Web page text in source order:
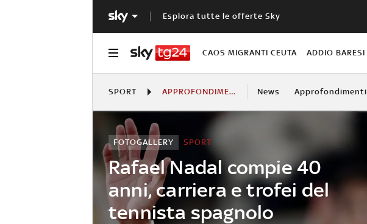
Esplora tutte le offerte Sky
CAOS MIGRANTI CEUTA ADDIO BARESI
SPORT APPROFONDIMENTI News Approfondimenti
Rafael Nadal compie 40
anni, carriera e trofei del
tennista spagnolo
SPORT
FOTOGALLERY